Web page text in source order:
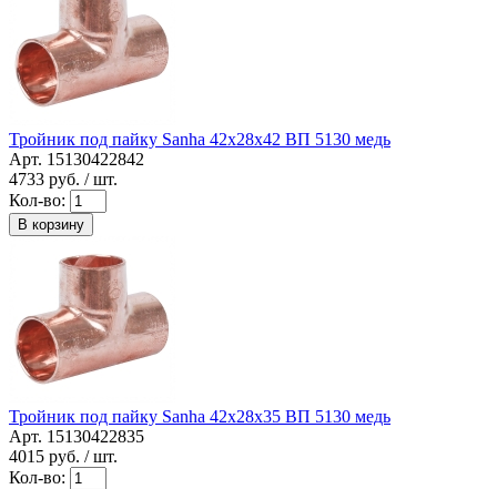
Тройник под пайку Sanha 42x28x42 ВП 5130 медь
Арт. 15130422842
4733 руб. / шт.
Кол-во:
В корзину
Тройник под пайку Sanha 42x28x35 ВП 5130 медь
Арт. 15130422835
4015 руб. / шт.
Кол-во: